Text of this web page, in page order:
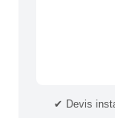
✔ Devis